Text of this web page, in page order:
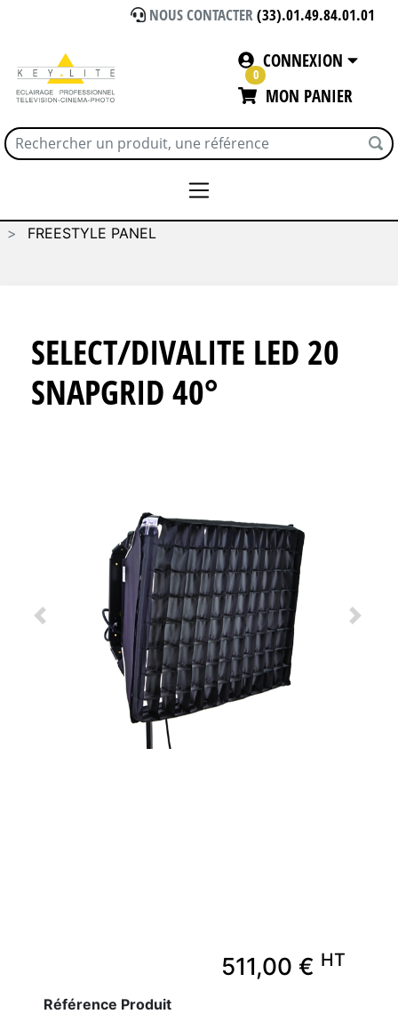
NOUS CONTACTER(33).01.49.84.01.01
CONNEXION
0
MON PANIER
FREESTYLE PANEL
SELECT/DIVALITE LED 20
SNAPGRID 40°
Previous Next
511,00 € HT
Référence Produit